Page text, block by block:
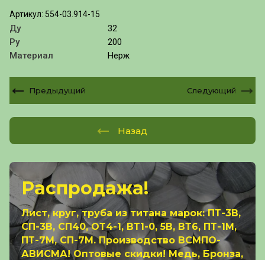
Распродажа!
Лист, круг, труба из титана марок: ПТ-3В,
СП-3В, СП40, ОТ4-1, ВТ1-0, 5В, ВТ6, ПТ-1М,
ПТ-7М, СП-7М. Производство ВСМПО-
АВИСМА! Оптовые скидки! Медь, Бронза,
Артикул: 554-03.914-15
Ду
32
Ру
200
Материал
Нерж
Предыдущий Следующий
Назад